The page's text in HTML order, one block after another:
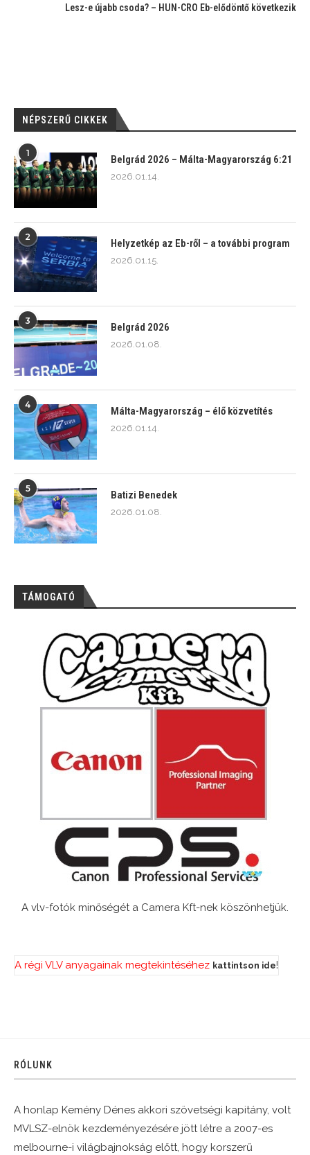
Lesz-e újabb csoda? – HUN-CRO Eb-elődöntő következik
NÉPSZERŰ CIKKEK
1
Belgrád 2026 – Málta-Magyarország 6:21
2026.01.14.
2
Helyzetkép az Eb-ről – a további program
2026.01.15.
3
Belgrád 2026
2026.01.08.
4
Málta-Magyarország – élő közvetítés
2026.01.14.
5
Batizi Benedek
2026.01.08.
TÁMOGATÓ
A vlv-fotók minőségét a Camera Kft-nek köszönhetjük.
A régi VLV anyagainak megtekintéséhez kattintson ide!
RÓLUNK
A honlap Kemény Dénes akkori szövetségi kapitány, volt
MVLSZ-elnök kezdeményezésére jött létre a 2007-es
melbourne-i világbajnokság előtt, hogy korszerű